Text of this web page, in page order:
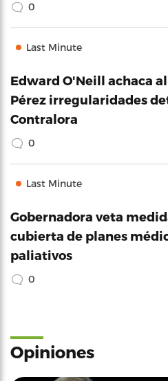
0
Last Minute
Edward O'Neill achaca
Pérez irregularidades
Contralora
0
Last Minute
Gobernadora veta
cubierta de planes
paliativos
0
Opiniones